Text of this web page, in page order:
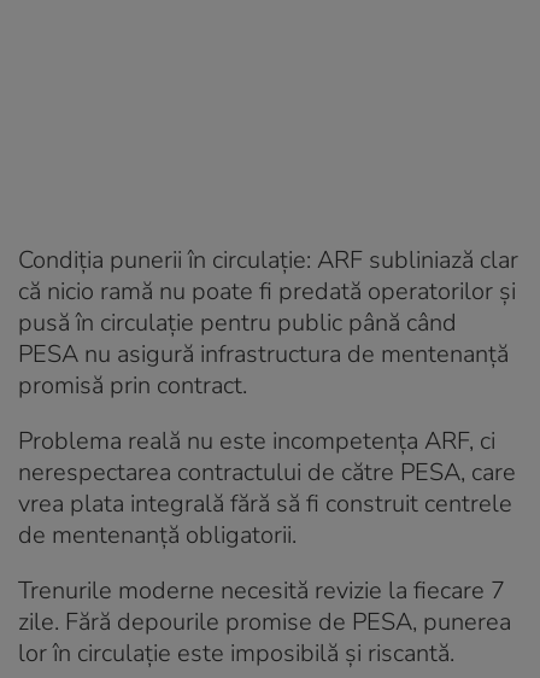
Condiția punerii în circulație: ARF subliniază clar
că nicio ramă nu poate fi predată operatorilor și
pusă în circulație pentru public până când
PESA nu asigură infrastructura de mentenanță
promisă prin contract.
Problema reală nu este incompetența ARF, ci
nerespectarea contractului de către PESA, care
vrea plata integrală fără să fi construit centrele
de mentenanță obligatorii.
Trenurile moderne necesită revizie la fiecare 7
zile. Fără depourile promise de PESA, punerea
lor în circulație este imposibilă și riscantă.